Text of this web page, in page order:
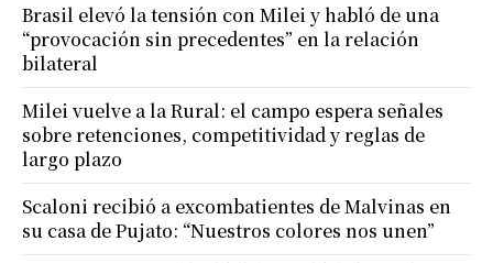
Brasil elevó la tensión con Milei y habló de una
“provocación sin precedentes” en la relación
bilateral
Milei vuelve a la Rural: el campo espera señales
sobre retenciones, competitividad y reglas de
largo plazo
Scaloni recibió a excombatientes de Malvinas en
su casa de Pujato: “Nuestros colores nos unen”